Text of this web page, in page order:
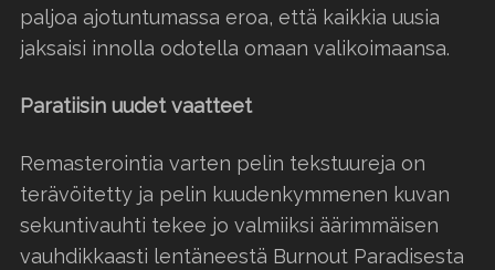
paljoa ajotuntumassa eroa, että kaikkia uusia
jaksaisi innolla odotella omaan valikoimaansa.
Paratiisin uudet vaatteet
Remasterointia varten pelin tekstuureja on
terävöitetty ja pelin kuudenkymmenen kuvan
sekuntivauhti tekee jo valmiiksi äärimmäisen
vauhdikkaasti lentäneestä Burnout Paradisesta